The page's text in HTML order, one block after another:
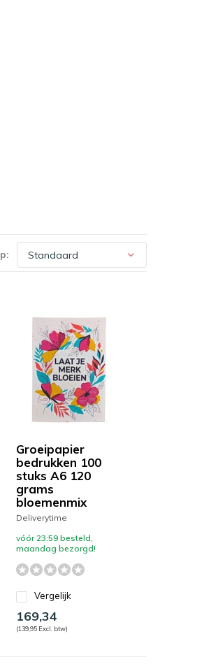
Groeipapier
bedrukken 100
stuks A6 120
grams
bloemenmix
Deliverytime
vóór 23:59 besteld,
maandag bezorgd!
Vergelijk
169,34
(139,95 Excl. btw)